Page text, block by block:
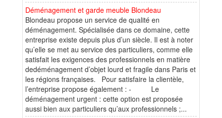
Déménagement et garde meuble Blondeau
Blondeau propose un service de qualité en
déménagement. Spécialisée dans ce domaine, cette
entreprise existe depuis plus d’un siècle. Il est à noter
qu’elle se met au service des particuliers, comme elle
satisfait les exigences des professionnels en matière
dedéménagement d’objet lourd et fragile dans Paris et
les régions françaises. Pour satisfaire la clientèle,
l’entreprise propose également : - Le
déménagement urgent : cette option est proposée
aussi bien aux particuliers qu’aux professionnels ;...